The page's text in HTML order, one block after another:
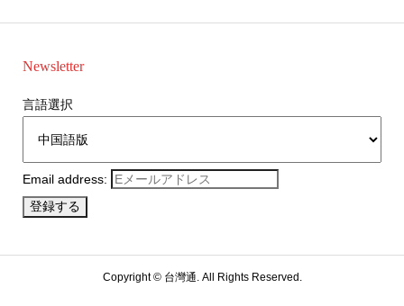
Newsletter
言語選択
Email address:
Copyright ©台灣通. All Rights Reserved.